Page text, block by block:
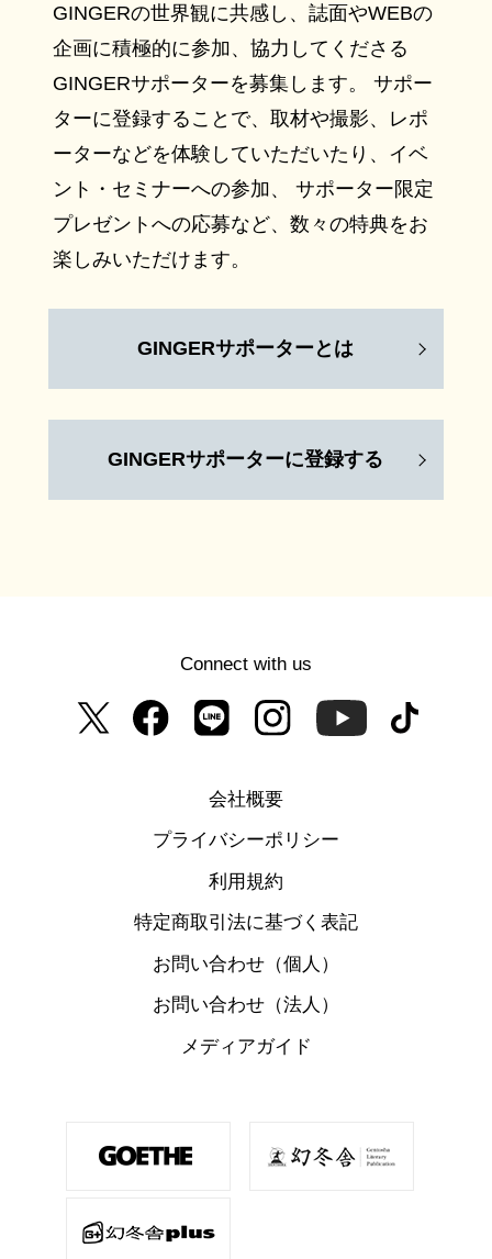
GINGERの世界観に共感し、誌面やWEBの
企画に積極的に参加、協力してくださる
GINGERサポーターを募集します。 サポー
ターに登録することで、取材や撮影、レポ
ーターなどを体験していただいたり、イベ
ント・セミナーへの参加、 サポーター限定
プレゼントへの応募など、数々の特典をお
楽しみいただけます。
GINGERサポーターとは
GINGERサポーターに登録する
Connect with us
会社概要
プライバシーポリシー
利用規約
特定商取引法に基づく表記
お問い合わせ（個人）
お問い合わせ（法人）
メディアガイド